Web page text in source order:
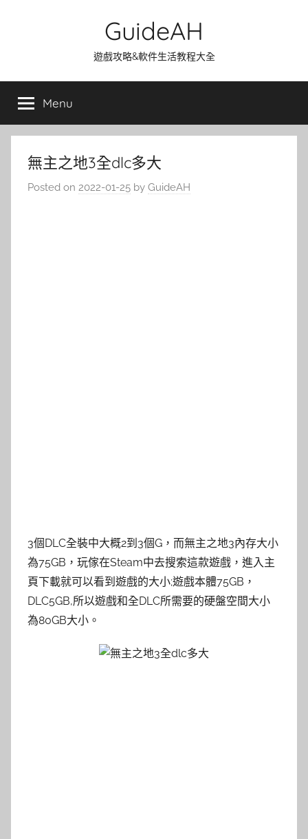
GuideAH
遊戲攻略&軟件生活教程大全
Menu
無主之地3全dlc多大
Posted on 2022-01-25 by GuideAH
3個DLC全裝中大概2到3個G，而無主之地3內存大小
為75GB，玩傢在Steam中去搜索這款遊戲，進入主
頁下載就可以看到遊戲的大小;遊戲本體75GB，
DLC5GB,所以遊戲和全DLC所需要的硬盤空間大小
為80GB大小。